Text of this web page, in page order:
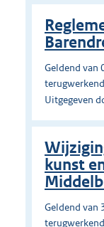
Geldend van
Uitgegeven
kunst
Geldend van